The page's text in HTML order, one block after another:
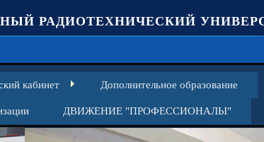
РАДИОТЕХНИЧЕСКИЙ
кабинет Дополнительное образование
ДВИЖЕНИЕ "ПРОФЕССИОНАЛЫ"